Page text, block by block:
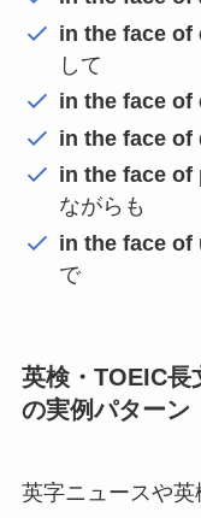
in the face of
して
in the face of
in the face of
in the face of
ながらも
in the face of
で
英検・TOEIC
の実例パターン
英字ニュースや英